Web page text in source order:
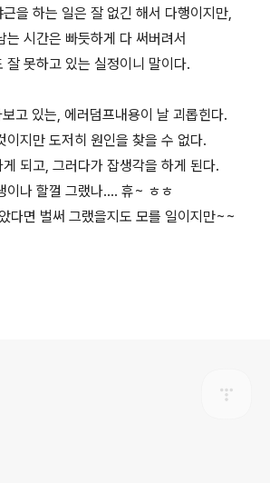
을 하는 일은 잘 없긴 해서 다행이지만,
는 시간은 빠듯하게 다 써버려서
잘 못하고 있는 실정이니 말이다.
고 있는, 에러덤프내용이 날 괴롭힌다.
이지만 도저히 원인을 찾을 수 없다.
되고, 그러다가 잡생각을 하게 된다.
이나 할껄 그랬나.... 휴~ ㅎㅎ
다면 벌써 그랬을지도 모를 일이지만~~